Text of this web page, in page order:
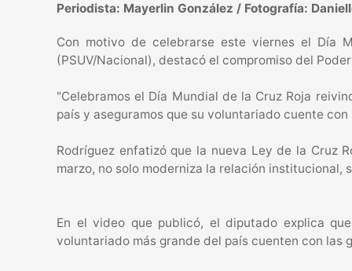
Periodista: Mayerlin González / Fotografía:
Con motivo de celebrarse este viernes el Día
(PSUV/Nacional), destacó el compromiso del
"Celebramos el Día Mundial de la Cruz Roja
país y aseguramos que su voluntariado cuente
Rodríguez enfatizó que la nueva Ley de la Cruz
marzo, no solo moderniza la relación
En el video que publicó, el diputado explica
voluntariado más grande del país cuenten con